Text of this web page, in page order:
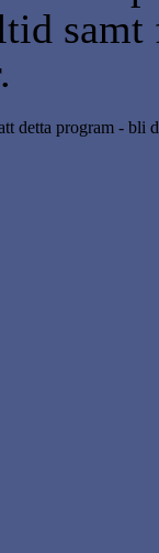
samt
detta program - bli